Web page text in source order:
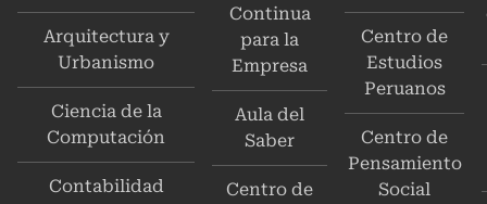
Arquitectura y
Urbanismo
Ciencia de la
Computación
Contabilidad
Continua
para la
Empresa
Aula del
Saber
Centro de
Centro de
Estudios
Peruanos
Centro de
Pensamiento
Social